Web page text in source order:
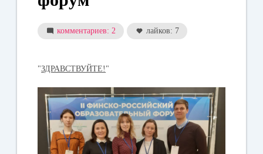
комментариев: 2 лайков: 7
"ЗДРАВСТВУЙТЕ! "